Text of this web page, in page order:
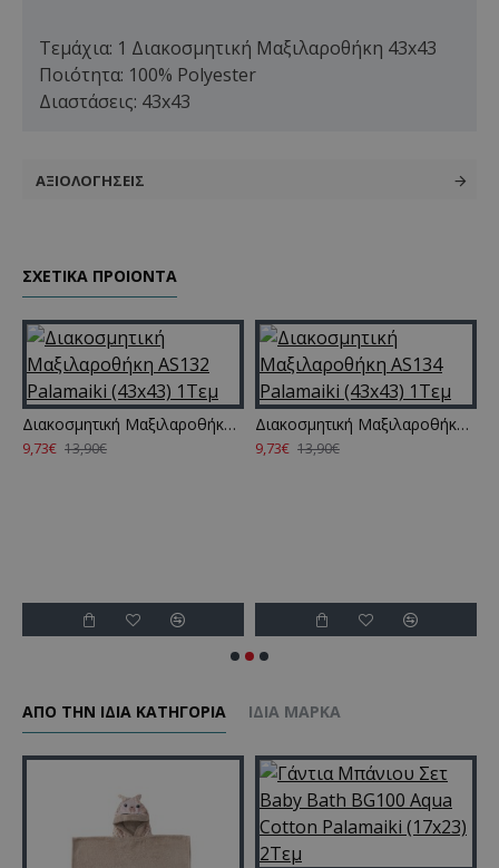
Τεμάχια: 1 Διακοσμητική Μαξιλαροθήκη 43x43
Ποιότητα: 100% Polyester
Διαστάσεις: 43x43
ΑΞΙΟΛΟΓΉΣΕΙΣ
ΣΧΕΤΙΚΑ ΠΡΟΙΟΝΤΑ
Διακοσμητική Μαξιλαροθήκη AS132 Palamaiki (43x43) 1Τεμ
9,73€ 13,90€
Διακοσμητική Μαξιλαροθήκη AS134 Palamaiki (43x43) 1Τεμ
9,73€ 13,90€
ΑΠΌ ΤΗΝ ΊΔΙΑ ΚΑΤΗΓΌΡΙΑ ΊΔΙΑ ΜΆΡΚΑ